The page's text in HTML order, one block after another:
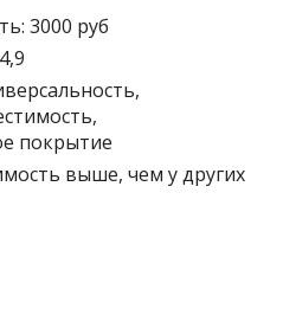
3000 руб
покрытие
выше, чем у других